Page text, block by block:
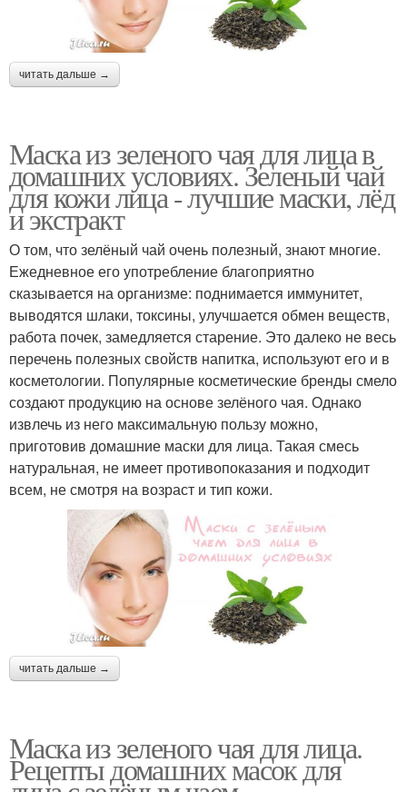
читать дальше →
Маска из зеленого чая для лица в
домашних условиях. Зеленый чай
для кожи лица - лучшие маски, лёд
и экстракт
О том, что зелёный чай очень полезный, знают многие.
Ежедневное его употребление благоприятно
сказывается на организме: поднимается иммунитет,
выводятся шлаки, токсины, улучшается обмен веществ,
работа почек, замедляется старение. Это далеко не весь
перечень полезных свойств напитка, используют его и в
косметологии. Популярные косметические бренды смело
создают продукцию на основе зелёного чая. Однако
извлечь из него максимальную пользу можно,
приготовив домашние маски для лица. Такая смесь
натуральная, не имеет противопоказания и подходит
всем, не смотря на возраст и тип кожи.
читать дальше →
Маска из зеленого чая для лица.
Рецепты домашних масок для